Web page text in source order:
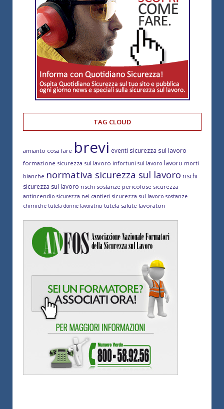
TAG CLOUD
amianto cosa fare brevi eventi sicurezza sul lavoro
formazione sicurezza sul lavoro infortuni sul lavoro lavoro morti
bianche normativa sicurezza sul lavoro rischi
sicurezza sul lavoro rischi sostanze pericolose sicurezza
antincendio sicurezza nei cantieri sicurezza sul lavoro sostanze
chimiche tutela donne lavoratrici tutela salute lavoratori